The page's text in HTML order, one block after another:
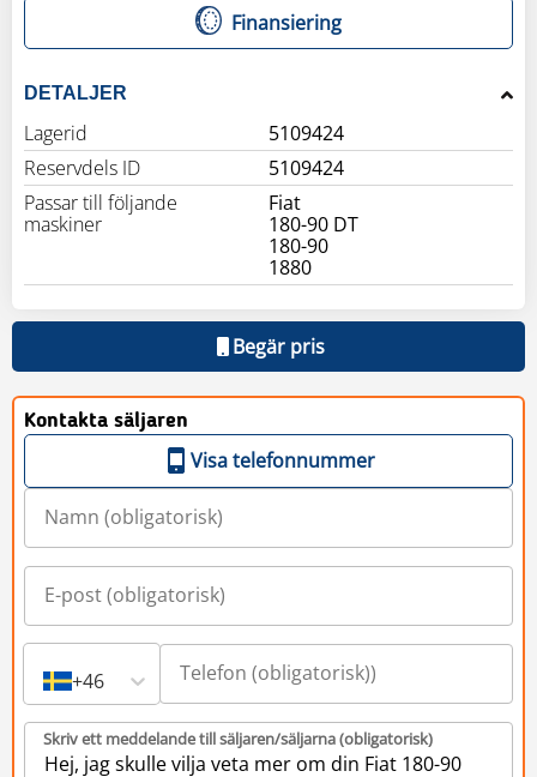
Finansiering
DETALJER
Lagerid
5109424
Reservdels ID
5109424
Passar till följande
maskiner
Fiat
180-90 DT
180-90
1880
Begär pris
Kontakta säljaren
Visa telefonnummer
+46
Skriv ett meddelande till säljaren/säljarna (obligatorisk)